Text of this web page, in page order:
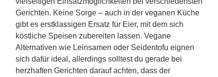
Gerichten. Keine Sorge – auch in der veganen Küche
gibt es erstklassigen Ersatz für Eier, mit dem sich
köstliche Speisen zubereiten lassen. Vegane
Alternativen wie Leinsamen oder Seidentofu eignen
sich dafür ideal, allerdings solltest du gerade bei
herzhaften Gerichten darauf achten, dass der